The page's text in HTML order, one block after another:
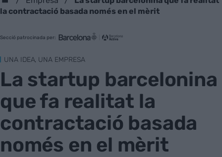
la contractació basada només en el mèrit
Secció patrocinada per:
UNA IDEA, UNA EMPRESA
La startup barcelonina
que fa realitat la
contractació basada
només en el mèrit